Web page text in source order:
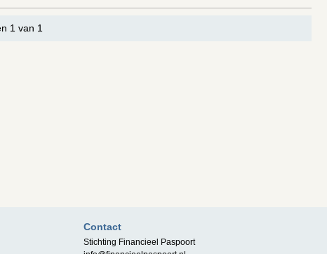
1 van 1
Contact
Stichting Financieel Paspoort